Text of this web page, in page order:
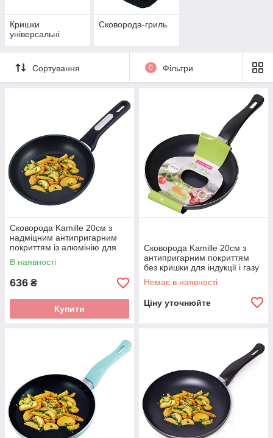
Кришки
універсальні
Сковорода-гриль
Сортування 0 Фільтри
Сковорода Kamille 20см з
надміцним антипригарним
покриттям із алюмінію для
індукції і газу KM-4410
В наявності
636 ₴
Купити
Сковорода Kamille 20см з
антипригарним покриттям
без кришки для індукції і газу
KM-4240
Немає в наявності
Ціну уточнюйте